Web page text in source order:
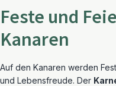
Feste und
Kanaren
Auf den Kanaren werden
und Lebensfreude. Der